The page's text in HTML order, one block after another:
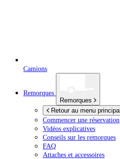
Camions
Remorques
Remorques
Retour au menu principal
Commencer une réservation
Vidéos explicatives
Conseils sur les remorques
FAQ
Attaches et accessoires